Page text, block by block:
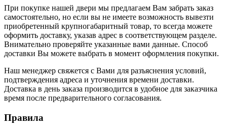
При покупке нашей двери мы предлагаем Вам забрать заказ
самостоятельно, но если вы не имеете возможность вывезти
приобретенный крупногабаритный товар, то всегда можете
оформить доставку, указав адрес в соответствующем разделе.
Внимательно проверяйте указанные вами данные. Способ
доставки Вы можете выбрать в момент оформления покупки.
Наш менеджер свяжется с Вами для разъяснения условий,
подтверждения адреса и уточнения времени доставки.
Доставка в день заказа производится в удобное для заказчика
время после предварительного согласования.
Правила